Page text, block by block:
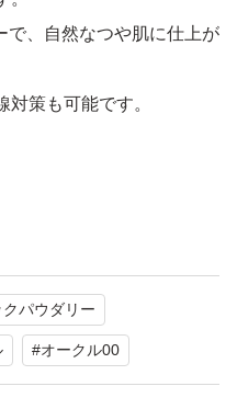
で、自然なつや肌に仕上が
策も可能です。
リー EX
ション（レフィル）
クパウダリー
#オークル00